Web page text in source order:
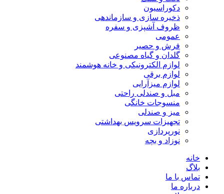
دکوراسیون
ذخیره سازی و سازماندهی
ظروف آشپزی و سفره
عمومی
فرش و حصیر
گلدان و گیاه مصنوعی
لوازم الکترونیکی و خانه هوشمند
لوازم برقی
لوازم میزآرایی
مبل و صندلی راحتی
منسوجات خانگی
میز و صندلی
تجهیزات سرویس بهداشتی
نورپردازی
نوزاد و بچه
خانه
بلاگ
تماس با ما
درباره ما